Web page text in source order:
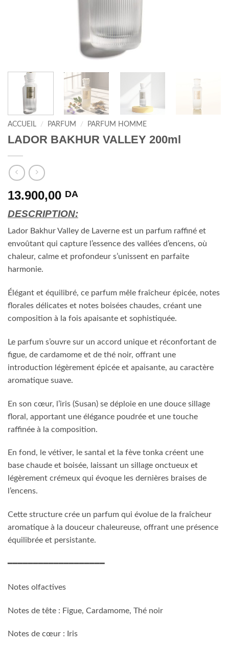
ACCUEIL / PARFUM / PARFUM HOMME
LADOR BAKHUR VALLEY 200ml
13.900,00 DA
DESCRIPTION:
Lador Bakhur Valley de Laverne est un parfum raffiné et
envoûtant qui capture l’essence des vallées d’encens, où
chaleur, calme et profondeur s’unissent en parfaite
harmonie.
Élégant et équilibré, ce parfum mêle fraîcheur épicée, notes
florales délicates et notes boisées chaudes, créant une
composition à la fois apaisante et sophistiquée.
Le parfum s’ouvre sur un accord unique et réconfortant de
figue, de cardamome et de thé noir, offrant une
introduction légèrement épicée et apaisante, au caractère
aromatique suave.
En son cœur, l’iris (Susan) se déploie en une douce sillage
floral, apportant une élégance poudrée et une touche
raffinée à la composition.
En fond, le vétiver, le santal et la fève tonka créent une
base chaude et boisée, laissant un sillage onctueux et
légèrement crémeux qui évoque les dernières braises de
l’encens.
Cette structure crée un parfum qui évolue de la fraîcheur
aromatique à la douceur chaleureuse, offrant une présence
équilibrée et persistante.
━━━━━━━━━━━━━━━━━━━
Notes olfactives
Notes de tête : Figue, Cardamome, Thé noir
Notes de cœur : Iris